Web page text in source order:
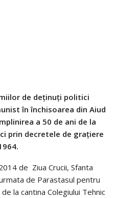
de deţinuţi politici
în închisoarea din Aiud
a 50 de ani de la
prin decretele de graţiere
de Ziua Crucii, Sfanta
de Parastasul pentru
la cantina Colegiului Tehnic